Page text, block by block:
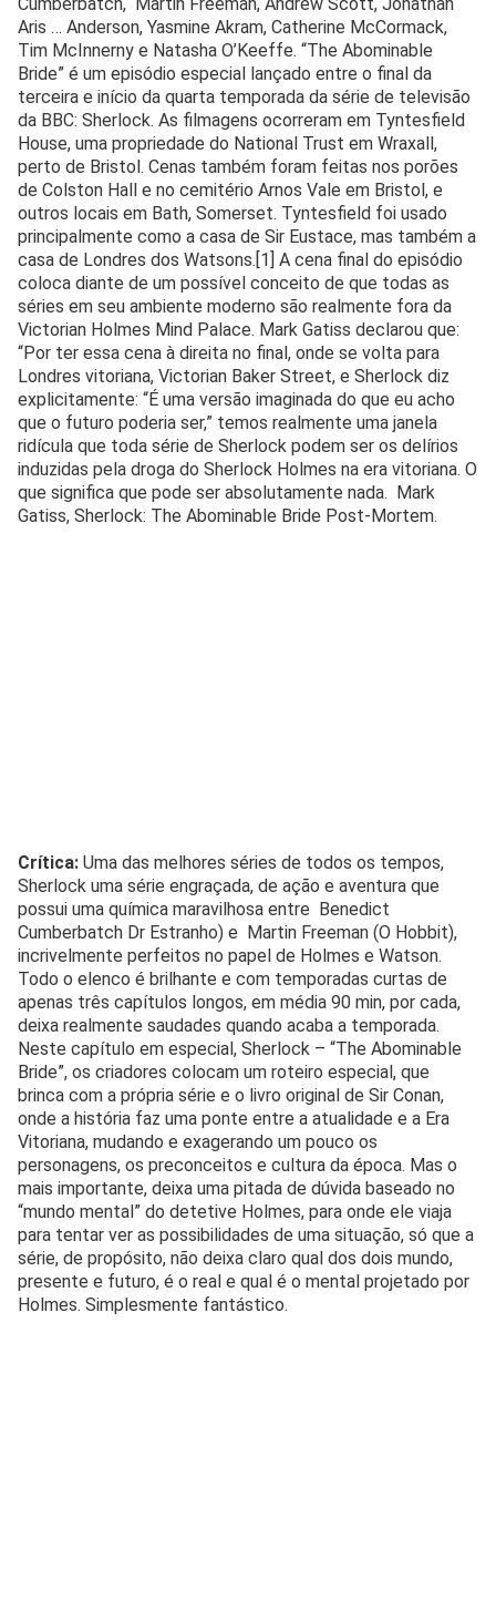
Aris … Anderson, Yasmine Akram, Catherine McCormack,
Tim McInnerny e Natasha O’Keeffe. “The Abominable
Bride” é um episódio especial lançado entre o final da
terceira e início da quarta temporada da série de televisão
da BBC: Sherlock. As filmagens ocorreram em Tyntesfield
House, uma propriedade do National Trust em Wraxall,
perto de Bristol. Cenas também foram feitas nos porões
de Colston Hall e no cemitério Arnos Vale em Bristol, e
outros locais em Bath, Somerset. Tyntesfield foi usado
principalmente como a casa de Sir Eustace, mas também a
casa de Londres dos Watsons.[1] A cena final do episódio
coloca diante de um possível conceito de que todas as
séries em seu ambiente moderno são realmente fora da
Victorian Holmes Mind Palace. Mark Gatiss declarou que:
“Por ter essa cena à direita no final, onde se volta para
Londres vitoriana, Victorian Baker Street, e Sherlock diz
explicitamente: “É uma versão imaginada do que eu acho
que o futuro poderia ser,” temos realmente uma janela
ridícula que toda série de Sherlock podem ser os delírios
induzidas pela droga do Sherlock Holmes na era vitoriana. O
que significa que pode ser absolutamente nada. Mark
Gatiss, Sherlock: The Abominable Bride Post-Mortem.
Crítica: Uma das melhores séries de todos os tempos,
Sherlock uma série engraçada, de ação e aventura que
possui uma química maravilhosa entre Benedict
Cumberbatch Dr Estranho) e Martin Freeman (O Hobbit),
incrivelmente perfeitos no papel de Holmes e Watson.
Todo o elenco é brilhante e com temporadas curtas de
apenas três capítulos longos, em média 90 min, por cada,
deixa realmente saudades quando acaba a temporada.
Neste capítulo em especial, Sherlock – “The Abominable
Bride”, os criadores colocam um roteiro especial, que
brinca com a própria série e o livro original de Sir Conan,
onde a história faz uma ponte entre a atualidade e a Era
Vitoriana, mudando e exagerando um pouco os
personagens, os preconceitos e cultura da época. Mas o
mais importante, deixa uma pitada de dúvida baseado no
“mundo mental” do detetive Holmes, para onde ele viaja
para tentar ver as possibilidades de uma situação, só que a
série, de propósito, não deixa claro qual dos dois mundo,
presente e futuro, é o real e qual é o mental projetado por
Holmes. Simplesmente fantástico.